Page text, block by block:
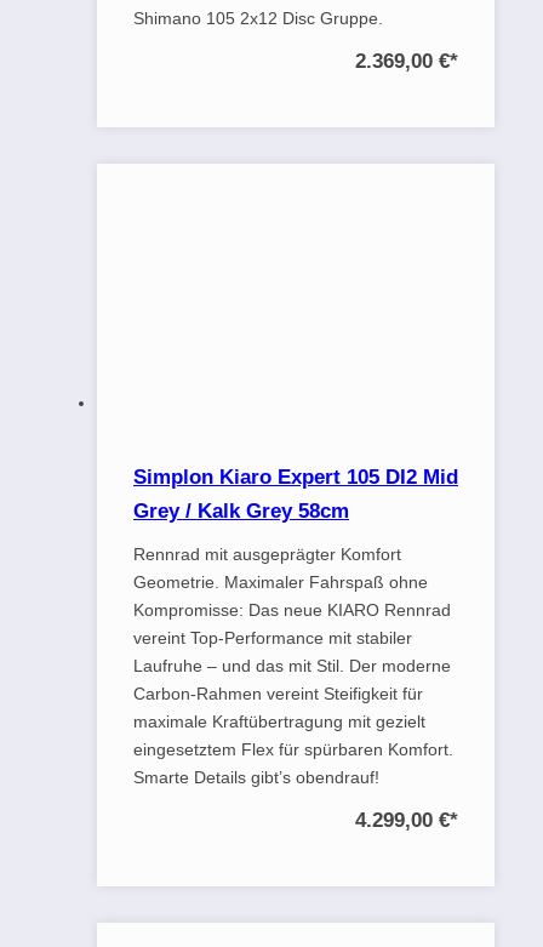
Shimano 105 2x12 Disc Gruppe.
2.369,00 €*
Simplon Kiaro Expert 105 DI2 Mid
Grey / Kalk Grey 58cm
Rennrad mit ausgeprägter Komfort
Geometrie. Maximaler Fahrspaß ohne
Kompromisse: Das neue KIARO Rennrad
vereint Top-Performance mit stabiler
Laufruhe – und das mit Stil. Der moderne
Carbon-Rahmen vereint Steifigkeit für
maximale Kraftübertragung mit gezielt
eingesetztem Flex für spürbaren Komfort.
Smarte Details gibt’s obendrauf!
4.299,00 €*